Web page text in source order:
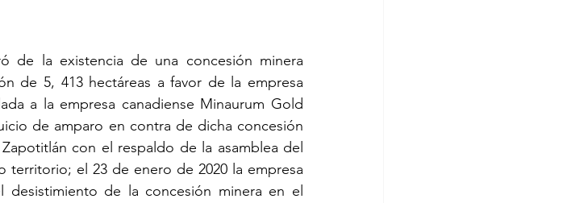
de la existencia de una concesión minera
de 5, 413 hectáreas a favor de la empresa
a la empresa canadiense Minaurum Gold
de amparo en contra de dicha concesión
con el respaldo de la asamblea del
el 23 de enero de 2020 la empresa
desistimiento de la concesión minera en el